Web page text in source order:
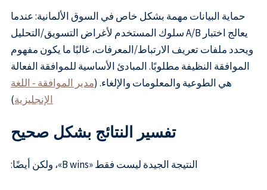
حماية البيانات مهمة بشكل خاص في السوق الألمانية: عندما
يعالج اختبار A/B سلوك المستخدم لأغراض التسويق/التحليل
ويحدد ملفات تعريف الارتباط/المعرفات، غالبًا ما يكون مفهوم
الموافقة النظيفة مطلوبًا. المبادئ الأساسية للموافقة الفعالة
هي الطوعية والمعلومات والإلغاء. (مدير الموافقة - اللغة
الإنجليزية)
تفسير النتائج بشكل صحيح
النتيجة الجيدة ليست فقط «B wins»، ولكن أيضًا: